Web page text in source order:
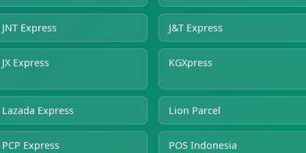
JNT Express J&T Express
JX Express KGXpress
Lazada Express Lion Parcel
PCP Express POS Indonesia